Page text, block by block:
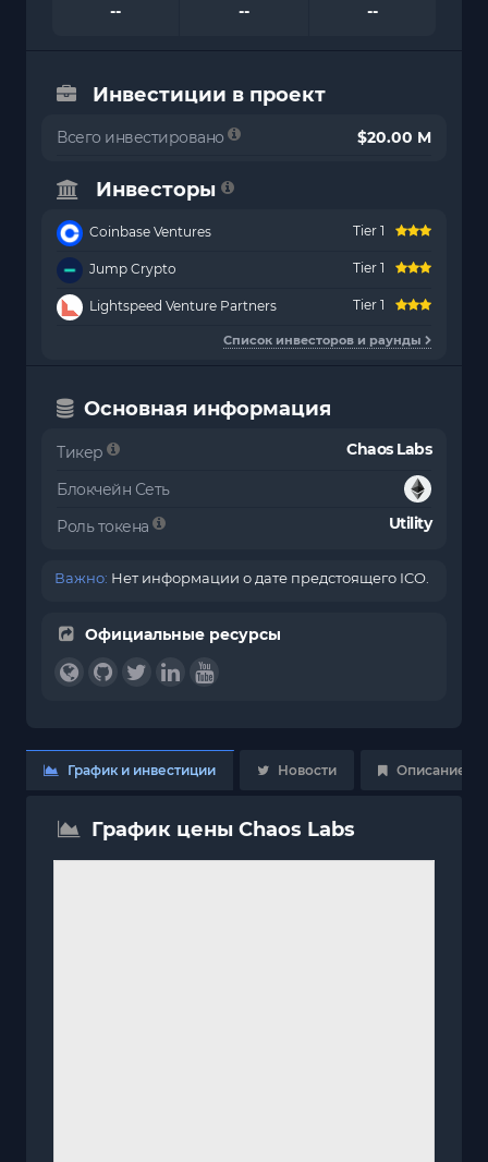
--
--
--
Инвестиции в проект
Всего инвестировано $20.00 M
Инвесторы
Coinbase Ventures Tier 1
Jump Crypto Tier 1
Lightspeed Venture Partners Tier 1
Список инвесторов и раунды
Основная информация
Тикер Chaos Labs
Блокчейн Сеть
Роль токена
Utility
Важно: Нет информации о дате предстоящего ICO.
Официальные ресурсы
График и инвестиции Новости Описание
График цены Chaos Labs